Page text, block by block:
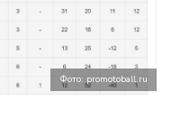
Фото: promotoball.ru